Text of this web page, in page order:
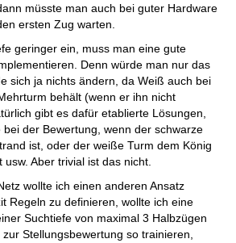
müsste man auch bei guter Hardware
ersten Zug warten.
geringer ein, muss man eine gute
Denn würde man nur das
sich ja nichts ändern, da Weiß auch bei
behält (wenn er ihn nicht
gibt es dafür etablierte Lösungen,
bei der Bewertung, wenn der schwarze
ist, oder der weiße Turm dem König
Aber trivial ist das nicht.
wollte ich einen anderen Ansatz
Regeln zu definieren, wollte ich eine
Suchtiefe von maximal 3 Halbzügen
Stellungsbewertung so trainieren,